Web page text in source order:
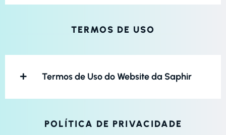
TERMOS DE USO
Termos de Uso do Website da Saphir
POLÍTICA DE PRIVACIDADE